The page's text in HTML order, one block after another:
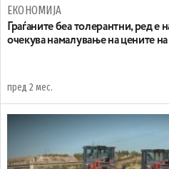
ЕКОНОМИЈА
Граѓаните беа толерантни, ред
очекува намалување на цените на
пред 2 мес.